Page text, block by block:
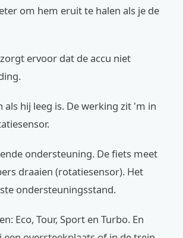
om hem eruit te halen als je de
ervoor dat de accu niet
hij leeg is. De werking zit 'm in
ondersteuning. De fiets meet
draaien (rotatiesensor). Het
ondersteuningsstand.
Eco, Tour, Sport en Turbo. En